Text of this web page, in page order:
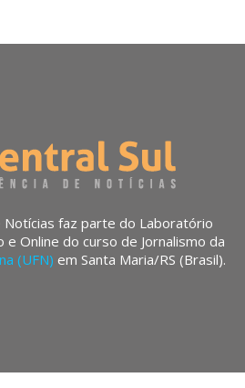
Notícias faz parte do Laboratório
e Online do curso de Jornalismo da
(UFN) em Santa Maria/RS (Brasil).